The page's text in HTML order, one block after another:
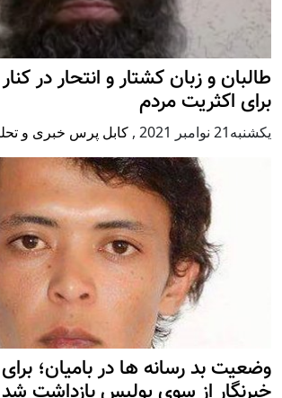
طالبان و زبان کشتار و انتحار در کنار
برای اکثریت مردم
يكشنبه21 نوامبر 2021 , کابل پرس خبری و
وضعیت بد رسانه ها در بامیان؛